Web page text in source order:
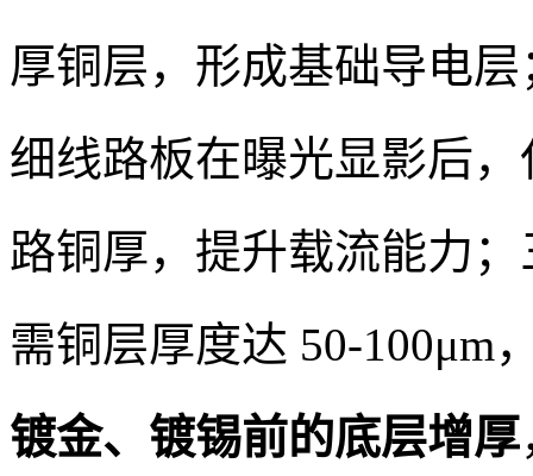
厚铜层，形成基础导电层
细线路板在曝光显影后
路铜厚，提升载流能力；
需铜层厚度达 50-100μm
镀金、镀锡前的底层增厚